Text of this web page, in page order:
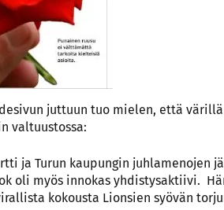
juttuun tuo mielen, että
valtuustossa:
ja Turun kaupungin juhlamenojen
oli myös innokas yhdistysaktiivi.
kokousta Lionsien syövän